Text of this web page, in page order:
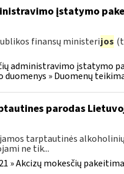
įstatymo
finansų ministerijos
administravimo įstatymo
» Duomenų
parodas
tarptautinės
ne tik...
» Akcizų mokesčių